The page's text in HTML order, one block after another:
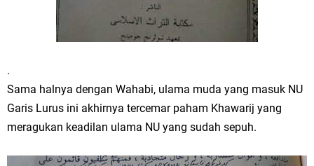
.
Sama halnya dengan Wahabi, ulama muda yang masuk NU
Garis Lurus ini akhirnya tercemar paham Khawarij yang
meragukan keadilan ulama NU yang sudah sepuh.